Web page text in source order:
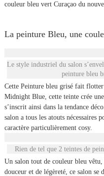
couleur bleu vert Curaçao du
La peinture Bleu, une
Le style industriel du salon
peinture bleu
Cette Peinture bleu grisé fait
Midnight Blue, cette teinte crée
s’inscrit ainsi dans la tendance
salon a tous les atouts nécessaires
caractère particulièrement cosy.
Rien de tel que 2 teintes de
Un salon tout de couleur bleu
douceur et de légèreté, ce salon se